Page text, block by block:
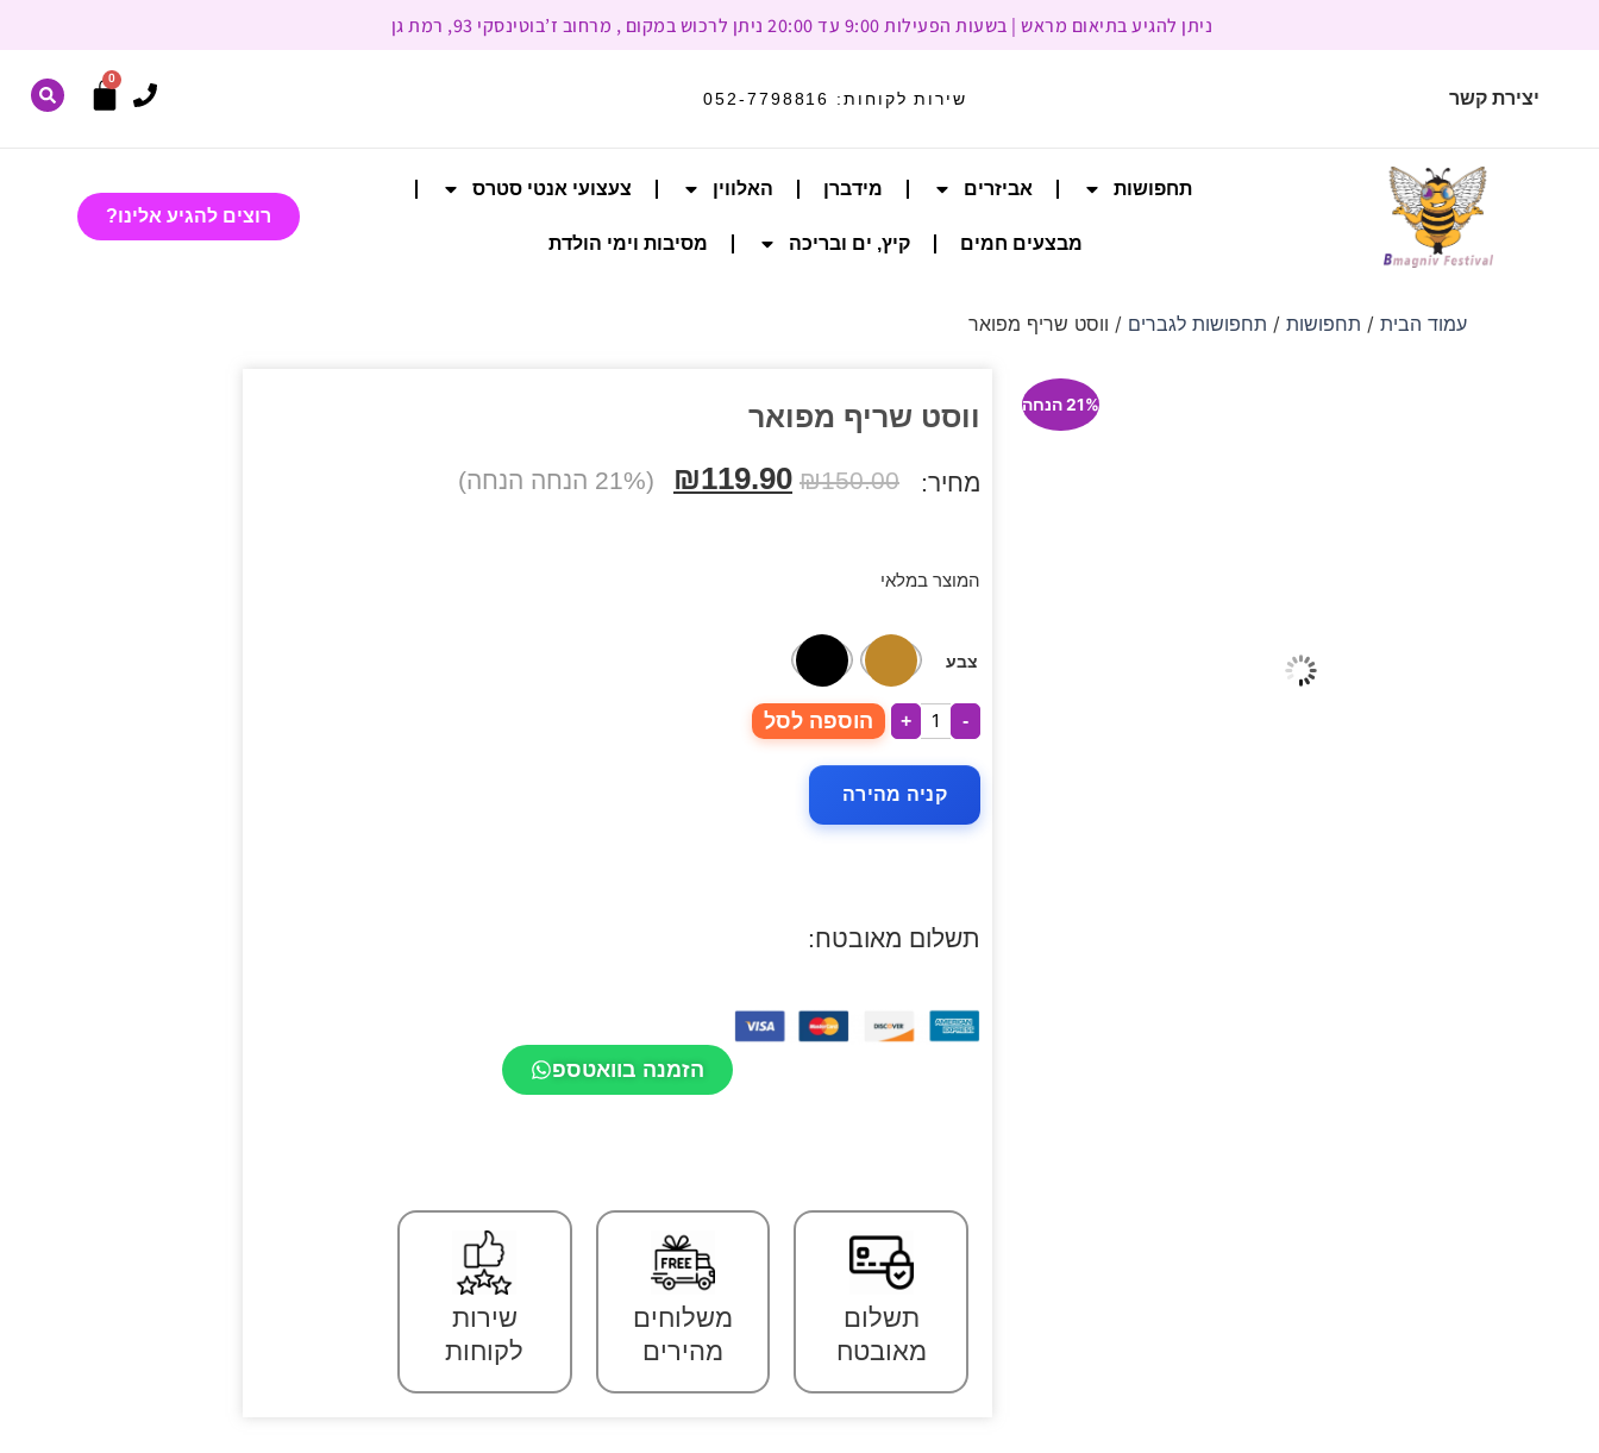
ניתן להגיע בתיאום מראש | בשעות הפעילות 9:00 עד 20:00 ניתן לרכוש במקום , מרחוב ז’בוטינסקי 93, רמת גן
יצירת קשר שירות לקוחות: 052-7798816
0
תחפושות אביזרים מידברן האלווין צעצועי אנטי סטרס
מבצעים חמים קיץ, ים ובריכה מסיבות וימי הולדת
רוצים להגיע אלינו?
עמוד הבית/ תחפושות/ תחפושות לגברים / ווסט שריף מפואר
21% הנחה ווסט שריף מפואר
מחיר: ₪150.00
₪119.90 (21% הנחה הנחה)
המוצר במלאי
צבע
-
+ הוספה לסל
קניה מהירה
תשלום מאובטח:
הזמנה בוואטספ
תשלום
מאובטח
משלוחים
מהירים
שירות
לקוחות